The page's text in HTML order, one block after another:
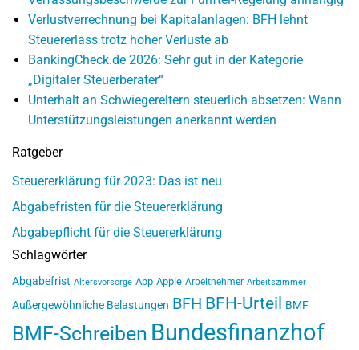
Verlustverrechnung bei Kapitalanlagen: BFH lehnt
Steuererlass trotz hoher Verluste ab
BankingCheck.de 2026: Sehr gut in der Kategorie
„Digitaler Steuerberater“
Unterhalt an Schwiegereltern steuerlich absetzen: Wann
Unterstützungsleistungen anerkannt werden
Ratgeber
Steuererklärung für 2023: Das ist neu
Abgabefristen für die Steuererklärung
Abgabepflicht für die Steuererklärung
Schlagwörter
Abgabefrist Altersvorsorge App Apple Arbeitnehmer Arbeitszimmer
Außergewöhnliche Belastungen BFH BFH-Urteil BMF
BMF-Schreiben Bundesfinanzhof